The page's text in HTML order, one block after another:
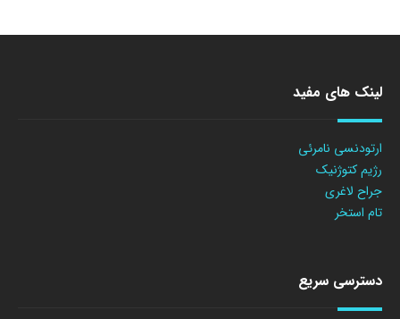
لینک های مفید
ارتودنسی نامرئی
رژیم کتوژنیک
جراح لاغری
تام استخر
دسترسی سریع